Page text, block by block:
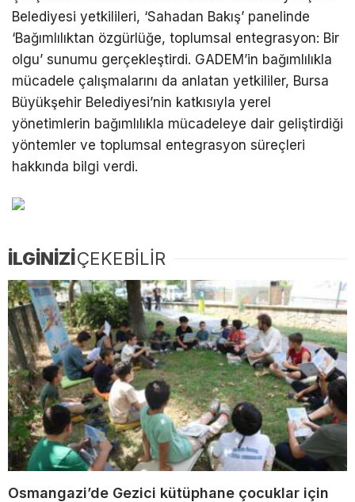
Belediyesi yetkilileri, ‘Sahadan Bakış’ panelinde
‘Bağımlılıktan özgürlüğe, toplumsal entegrasyon: Bir
olgu’ sunumu gerçekleştirdi. GADEM’in bağımlılıkla
mücadele çalışmalarını da anlatan yetkililer, Bursa
Büyükşehir Belediyesi’nin katkısıyla yerel
yönetimlerin bağımlılıkla mücadeleye dair geliştirdiği
yöntemler ve toplumsal entegrasyon süreçleri
hakkında bilgi verdi.
İLGİNİZİÇEKEBİLİR
Osmangazi’de Gezici kütüphane çocuklar için